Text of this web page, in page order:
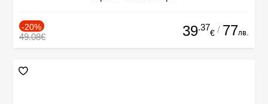
-20%
49.08€ 39.37
€ / 77лв.